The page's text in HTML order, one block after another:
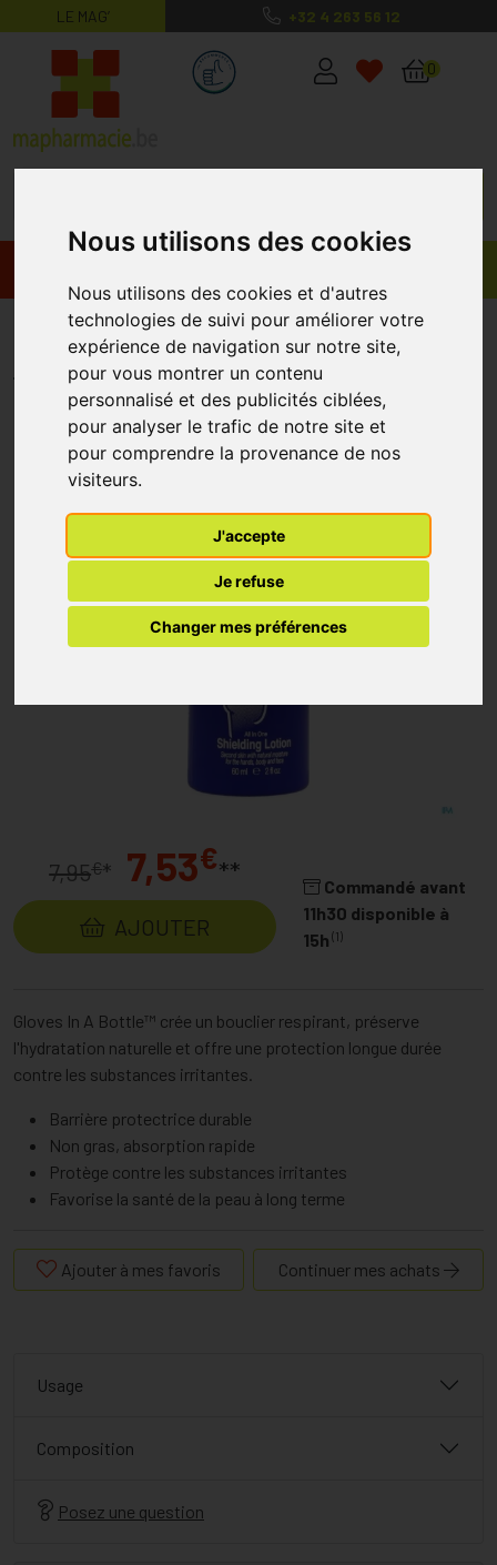
Nous utilisons des cookies
Nous utilisons des cookies et d'autres
technologies de suivi pour améliorer votre
expérience de navigation sur notre site,
pour vous montrer un contenu
personnalisé et des publicités ciblées,
pour analyser le trafic de notre site et
pour comprendre la provenance de nos
visiteurs.
J'accepte
Je refuse
Changer mes préférences
LE MAG’ +32 4 263 56 12
MaPharmacie.be ma santé, mes
0
Gloves In A Bottle 60ml
PLUSPROPHARMA
7,95€* 7,53€**
AJOUTER
Commandé avant
11h30 disponible à
15h (1)
Gloves In A Bottle™ crée un bouclier respirant, préserve
l'hydratation naturelle et offre une protection longue durée
contre les substances irritantes.
Barrière protectrice durable
Non gras, absorption rapide
Protège contre les substances irritantes
Favorise la santé de la peau à long terme
Ajouter à mes favoris Continuer mes achats
Usage
Composition
Posez une question